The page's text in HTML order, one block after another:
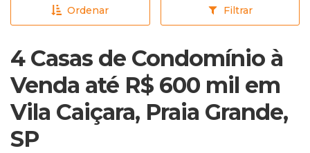
Ordenar Filtrar
4 Casas de Condomínio à
Venda até R$ 600 mil em
Vila Caiçara, Praia Grande,
SP